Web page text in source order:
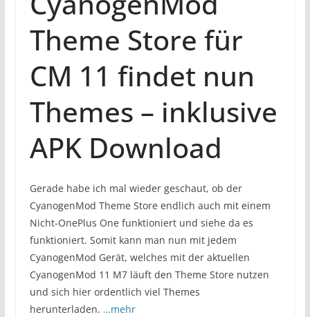
Theme Store für
CM 11 findet nun
Themes – inklusive
APK Download
Gerade habe ich mal wieder geschaut, ob der
CyanogenMod Theme Store endlich auch mit einem
Nicht-OnePlus One funktioniert und siehe da es
funktioniert. Somit kann man nun mit jedem
CyanogenMod Gerät, welches mit der aktuellen
CyanogenMod 11 M7 läuft den Theme Store nutzen
und sich hier ordentlich viel Themes
herunterladen. …mehr